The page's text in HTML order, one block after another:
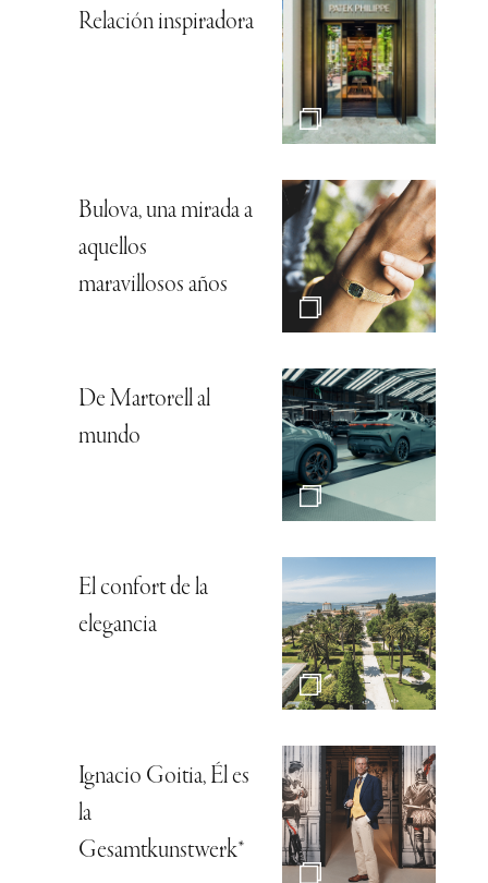
Relación inspiradora
Bulova, una mirada a
aquellos
maravillosos años
De Martorell al
mundo
El confort de la
elegancia
Ignacio Goitia, Él es
la
Gesamtkunstwerk*